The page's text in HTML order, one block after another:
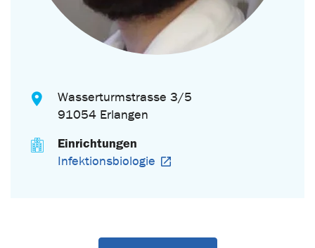
Wasserturmstrasse 3/5
91054 Erlangen
Einrichtungen
Infektionsbiologie